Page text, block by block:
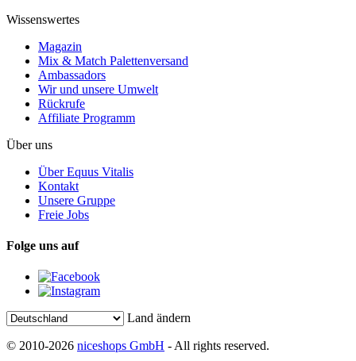
Wissenswertes
Magazin
Mix & Match Palettenversand
Ambassadors
Wir und unsere Umwelt
Rückrufe
Affiliate Programm
Über uns
Über Equus Vitalis
Kontakt
Unsere Gruppe
Freie Jobs
Folge uns auf
Land ändern
© 2010-2026 niceshops GmbH - All rights reserved.